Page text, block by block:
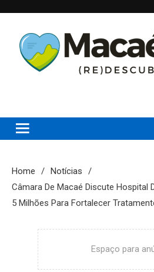
content
Princesinha do
Home
Notícias
Câmara De Macaé Discute Hospital
5 Milhões Para Fortalecer
Espaço para